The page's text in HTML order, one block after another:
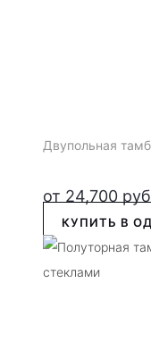
Двупольная
от 24,700 руб
КУПИТЬ В